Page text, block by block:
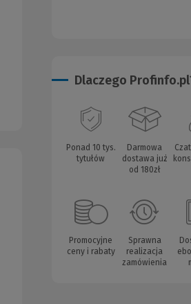
Dlaczego
Ponad 10 tys.
tytułów
Darmowa
dostawa już
od 180zł
Promocyjne
ceny i rabaty
Sprawna
realizacja
zamówienia